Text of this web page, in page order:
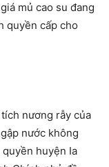
mủ cao su đang
quyền cấp cho
nương rẫy của
nước không
huyện Ia